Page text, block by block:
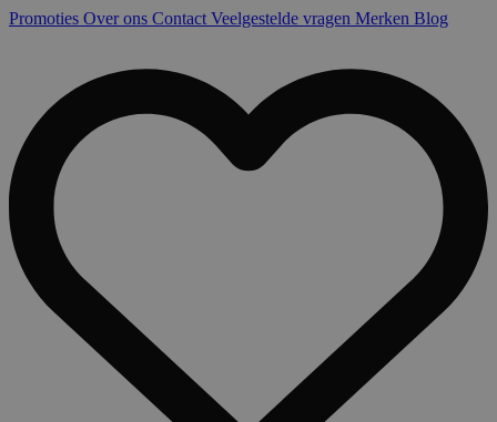
Promoties Over ons Contact Veelgestelde vragen Merken Blog